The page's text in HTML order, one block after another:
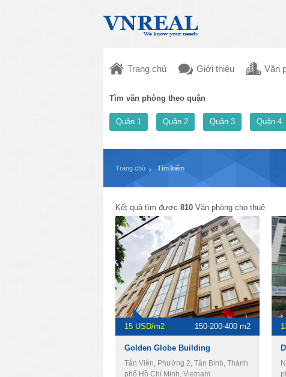
Trang chủ Giới thiệu Văn
Tìm văn phòng theo quận
Quận 1 Quận 2 Quận 3 Quận 4
Trang chủ Tìm kiếm
Kết quả tìm được 810 Văn phòng cho thuê
15 USD/m2 150-200-400 m2
Golden Globe Building
Tản Viên, Phường 2, Tân Bình, Thành
phố Hồ Chí Minh, Vietnam